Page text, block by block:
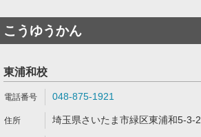
こうゆうかん
東浦和校
048-875-1921
埼玉県さいたま市緑区東浦和5-3-2